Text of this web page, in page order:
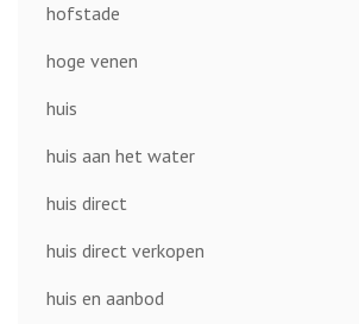
hofstade
hoge venen
huis
huis aan het water
huis direct
huis direct verkopen
huis en aanbod